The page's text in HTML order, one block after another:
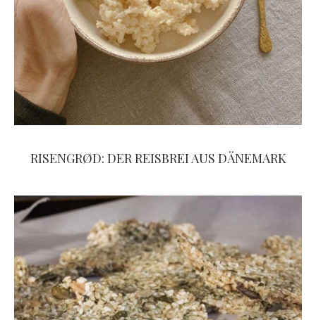
RISENGRØD: DER REISBREI AUS DÄNEMARK